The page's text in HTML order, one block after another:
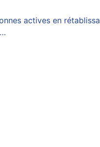
actives en